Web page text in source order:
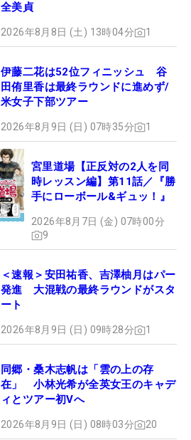
全美貞
2026年8月8日 (土) 13時04分 1
伊藤二花は52位フィニッシュ 谷
田侑里香は最終ラウンドに進めず/
米女子下部ツアー
2026年8月9日 (日) 07時35分 1
宮里道場【正反対の2人を同
時レッスン編】第11話／『勝
手にローボール&ギュッ！』
2026年8月7日 (金) 07時00分
9
＜速報＞安田祐香、吉澤柚月はパー
発進 大混戦の最終ラウンドがスタ
ート
2026年8月9日 (日) 09時28分 1
同郷・桑木志帆は「雲の上の存
在」 小林光希が全英女王のキャデ
ィとツアー初Vへ
2026年8月9日 (日) 08時03分 20